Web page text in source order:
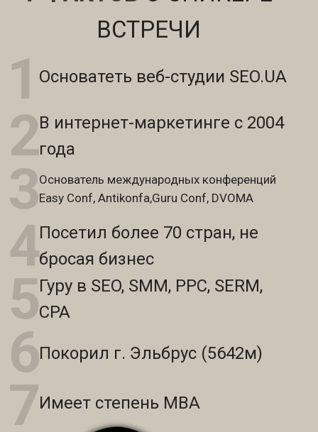
ВСТРЕЧИ
Основатеть веб-студии SEO.UA
В интернет-маркетинге с 2004
года
Основатель международных конференций
Easy Conf, Antikonfa,Guru Conf, DVOMA
Имеет степень МВА
Посетил более 70 стран, не
бросая бизнес
Гуру в SEO, SMM, PPC, SERM,
CPA
Покорил г. Эльбрус (5642м)
1
2
3
4
5
6
7